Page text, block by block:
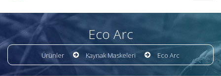
Eco Arc
Ürünler Kaynak Maskeleri Eco Arc